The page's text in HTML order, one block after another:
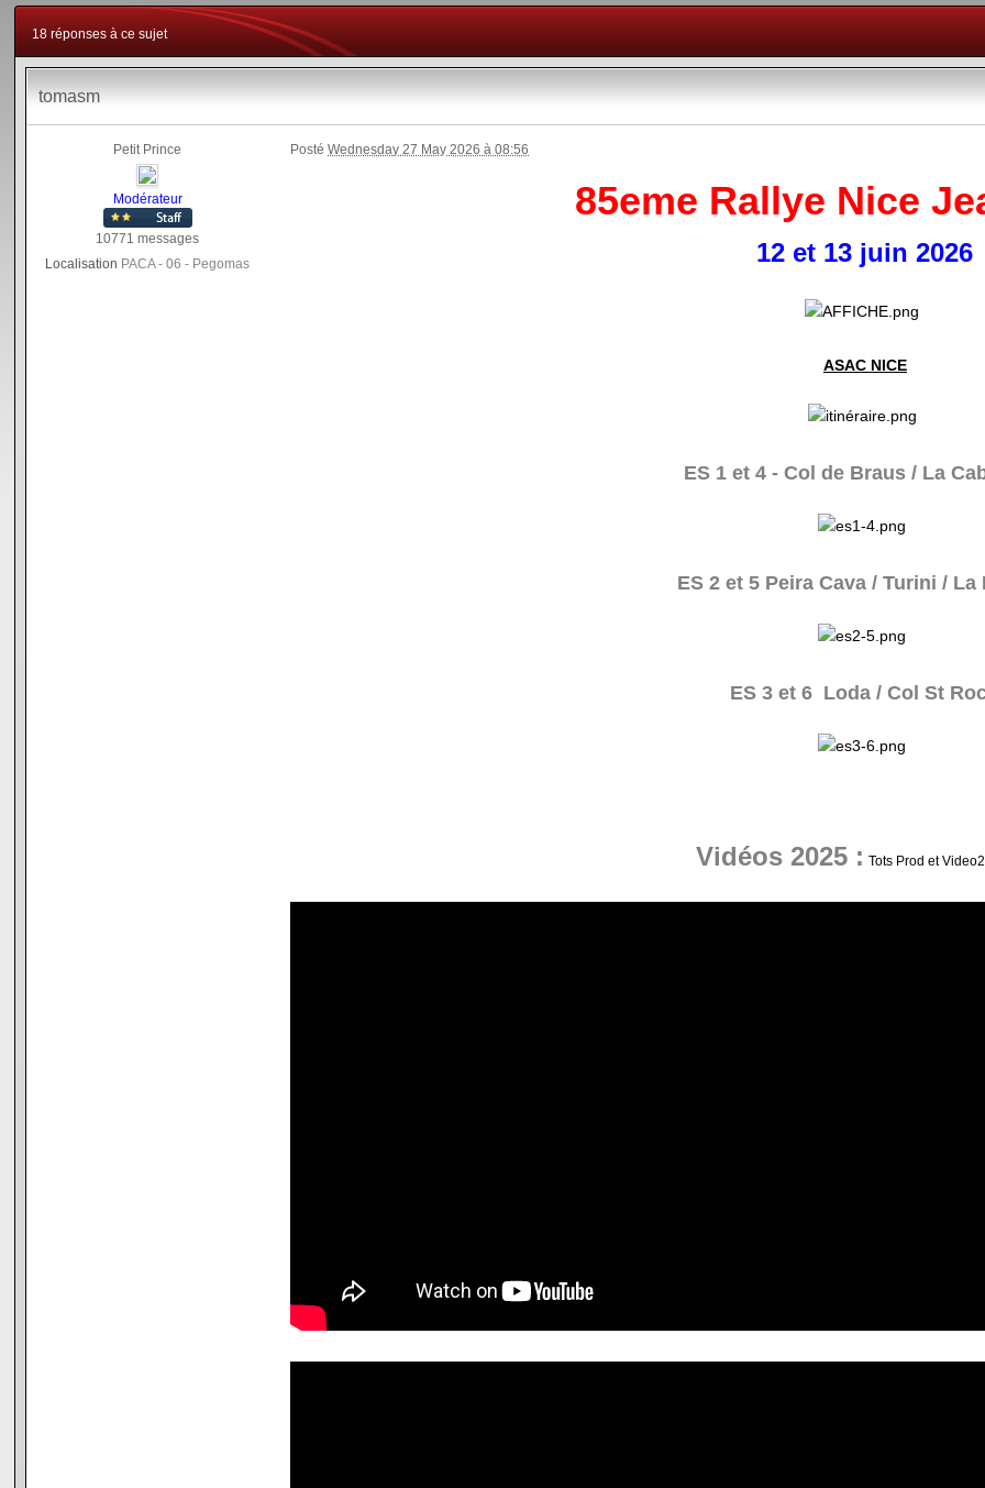
18 réponses à ce sujet
tomasm
Petit Prince
Modérateur
10771 messages
Localisation PACA - 06 - Pegomas
PostéWednesday 27 May 2026 à 08:56
85eme Rallye Nice
12 et 13 juin 2026
ASAC NICE
ES 1 et 4 - Col de Braus / La
ES 2 et 5 Peira Cava / Turini / La
ES 3 et 6 Loda / Col St
Vidéos 2025 : Tots Prod et